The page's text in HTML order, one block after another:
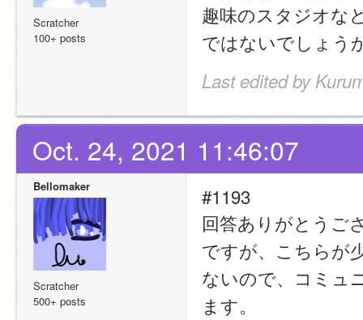
Scratcher
100+ posts
趣味のスタジオな
ではないでしょう
Last edited by
Oct. 24, 2021 11:46:07
Bellomaker
Scratcher
500+ posts
#1193
回答ありがとうご
ですが、こちらが
ないので、コミュ
ます。